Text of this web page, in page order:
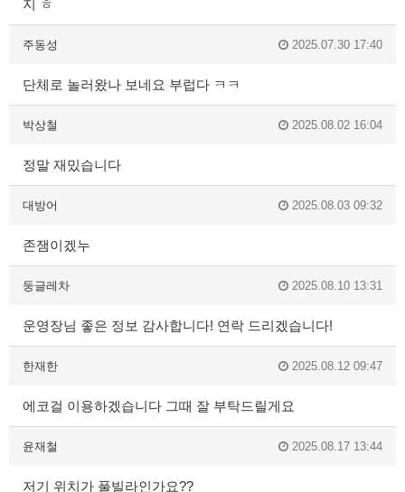
지 ㅎ
주동성 2025.07.30 17:40
단체로 놀러왔나 보네요 부럽다 ㅋㅋ
박상철 2025.08.02 16:04
정말 재밌습니다
대방어 2025.08.03 09:32
존잼이겠누
둥글레차 2025.08.10 13:31
운영장님 좋은 정보 감사합니다! 연락 드리겠습니다!
한재한 2025.08.12 09:47
에코걸 이용하겠습니다 그때 잘 부탁드릴게요
윤재철 2025.08.17 13:44
저기 위치가 풀빌라인가요??